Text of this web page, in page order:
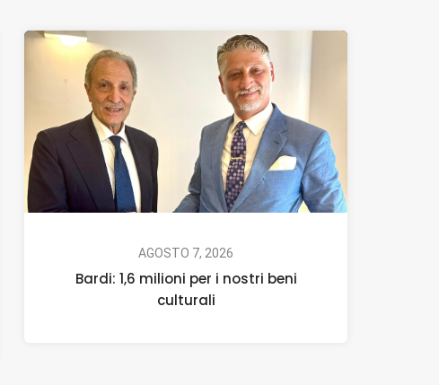
AGOSTO 7, 2026
Bardi: 1,6 milioni per i nostri beni
culturali